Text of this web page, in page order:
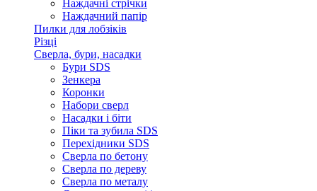
Наждачні стрічки
Наждачний папір
Пилки для лобзіків
Різці
Сверла, бури, насадки
Бури SDS
Зенкера
Коронки
Набори сверл
Насадки і біти
Піки та зубила SDS
Перехідники SDS
Сверла по бетону
Сверла по дереву
Сверла по металу